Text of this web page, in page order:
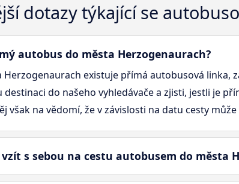
dotazy týkající se
autobus do města Herzogenaurach?
Herzogenaurach existuje přímá autobusová linka,
destinaci do našeho vyhledávače a zjisti, jestli je
však na vědomí, že v závislosti na datu cesty
s sebou na cestu autobusem do města